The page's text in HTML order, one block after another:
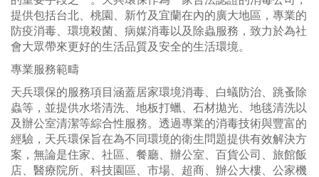
提供包括台北、桃園、新竹及宜蘭在內的廣大地區，專業的
防疫消毒、環境殺菌、病媒消毒以及除蟲服務，致力於為社
會大眾帶來更好的生活品質及安全的生活環境。
專業服務範疇
天兵環保的服務項目涵蓋居家環境消毒、白蟻防治、跳蚤除
蟲等，並提供水塔清洗、地板打蠟、石材拋光、地毯清洗以
及辦公室清潔等綜合性服務。透過專業的消毒技術與豐富的
經驗，天兵環保旨在為不同環境的衛生問題提供有效解決方
案，無論是住家、社區、餐廳、辦公室、百貨公司、旅館飯
店、醫療院所、科技園區、市場、超商、辦公大樓、公家機